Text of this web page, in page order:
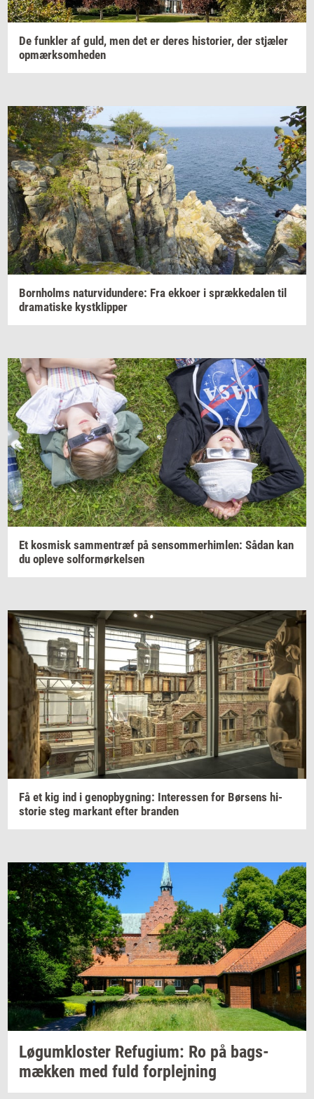
De funk­ler af guld, men det er deres hi­sto­ri­er, der stjæ­ler
op­mærk­som­he­den
Born­holms na­tur­vi­dun­de­re: Fra ek­ko­er i spræk­ke­da­len til
dra­ma­ti­ske kyst­klip­per
Et kos­misk sam­men­træf på sen­som­mer­him­len: Sådan kan
du op­le­ve sol­for­mør­kel­sen
Få et kig ind i genop­byg­ning: In­ter­es­sen for Bør­sens hi­
sto­rie steg mar­kant efter bran­den
Løgum­klo­ster Re­fu­gi­um: Ro på bags­
mæk­ken med fuld for­plej­ning